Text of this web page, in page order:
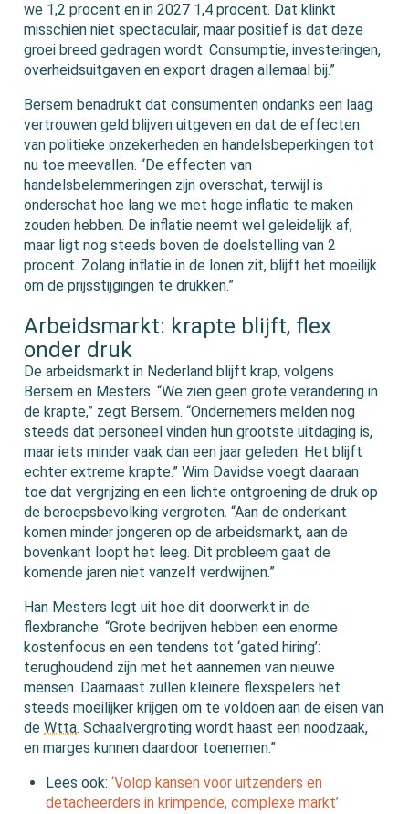
we 1,2 procent en in 2027 1,4 procent. Dat klinkt
misschien niet spectaculair, maar positief is dat deze
groei breed gedragen wordt. Consumptie, investeringen,
overheidsuitgaven en export dragen allemaal bij.”
Bersem benadrukt dat consumenten ondanks een laag
vertrouwen geld blijven uitgeven en dat de effecten
van politieke onzekerheden en handelsbeperkingen tot
nu toe meevallen. “De effecten van
handelsbelemmeringen zijn overschat, terwijl is
onderschat hoe lang we met hoge inflatie te maken
zouden hebben. De inflatie neemt wel geleidelijk af,
maar ligt nog steeds boven de doelstelling van 2
procent. Zolang inflatie in de lonen zit, blijft het moeilijk
om de prijsstijgingen te drukken.”
Arbeidsmarkt: krapte blijft, flex
onder druk
De arbeidsmarkt in Nederland blijft krap, volgens
Bersem en Mesters. “We zien geen grote verandering in
de krapte,” zegt Bersem. “Ondernemers melden nog
steeds dat personeel vinden hun grootste uitdaging is,
maar iets minder vaak dan een jaar geleden. Het blijft
echter extreme krapte.”Wim Davidse voegt daaraan
toe dat vergrijzing en een lichte ontgroening de druk op
de beroepsbevolking vergroten. “Aan de onderkant
komen minder jongeren op de arbeidsmarkt, aan de
bovenkant loopt het leeg. Dit probleem gaat de
komende jaren niet vanzelf verdwijnen.”
Han Mesters legt uit hoe dit doorwerkt in de
flexbranche: “Grote bedrijven hebben een enorme
kostenfocus en een tendens tot ‘gated hiring’:
terughoudend zijn met het aannemen van nieuwe
mensen. Daarnaast zullen kleinere flexspelers het
steeds moeilijker krijgen om te voldoen aan de eisen van
deWtta. Schaalvergroting wordt haast een noodzaak,
en marges kunnen daardoor toenemen.”
Lees ook:‘Volop kansen voor uitzenders en
detacheerders in krimpende, complexe markt’